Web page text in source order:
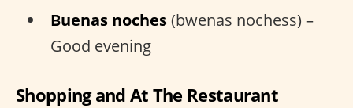
Buenas noches(bwenas nochess) –
Good evening
Shopping and At The Restaurant